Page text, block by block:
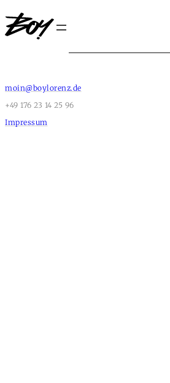
moin@boylorenz.de
+49 176 23 14 25 96
Impressum